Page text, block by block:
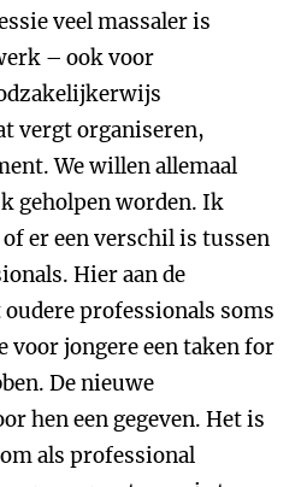
veel massaler is
– ook voor
vergt organiseren,
We willen allemaal
geholpen worden. Ik
er een verschil is tussen
Hier aan de
professionals soms
voor jongere een taken for
De nieuwe
hen een gegeven. Het is
als professional